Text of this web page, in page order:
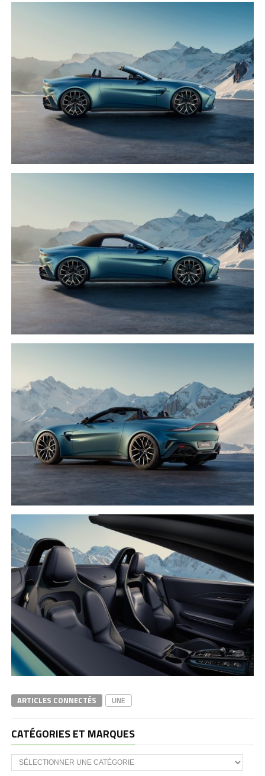
ARTICLES CONNECTÉS UNE
CATÉGORIES ET MARQUES
Catégories
et